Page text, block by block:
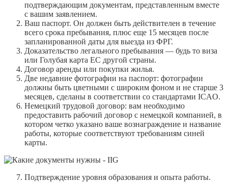
подтверждающим документам, представленным вместе
с вашим заявлением.
Ваш паспорт. Он должен быть действителен в течение
всего срока пребывания, плюс еще 15 месяцев после
запланированной даты для выезда из ФРГ.
Доказательство легального пребывания — будь то виза
или Голубая карта ЕС другой страны.
Договор аренды или покупки жилья.
Две недавние фотографии на паспорт: фотографии
должны быть цветными с широким фоном и не старше 3
месяцев, сделаны в соответствии со стандартами ICAO.
Немецкий трудовой договор: вам необходимо
предоставить рабочий договор с немецкой компанией, в
котором четко указано ваше вознаграждение и название
работы, которые соответствуют требованиям синей
карты.
Подтверждение уровня образования и опыта работы.